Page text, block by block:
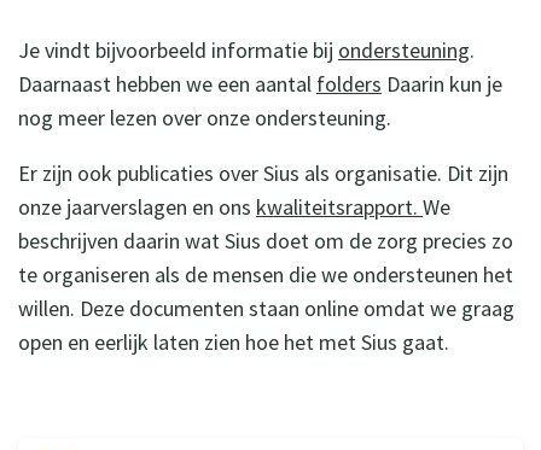
Je vindt bijvoorbeeld informatie bij ondersteuning.
Daarnaast hebben we een aantal folders Daarin kun je
nog meer lezen over onze ondersteuning.
Er zijn ook publicaties over Sius als organisatie. Dit zijn
onze jaarverslagen en ons kwaliteitsrapport. We
beschrijven daarin wat Sius doet om de zorg precies zo
te organiseren als de mensen die we ondersteunen het
willen. Deze documenten staan online omdat we graag
open en eerlijk laten zien hoe het met Sius gaat.